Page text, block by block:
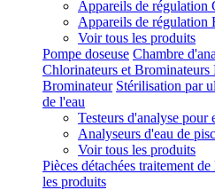
Appareils de régulation
Appareils de régulation
Voir tous les produits
Pompe doseuse Chambre
Chlorinateurs et Brominateurs
Brominateur Stérilisation par
de l'eau
Testeurs d'analyse pour
Analyseurs d'eau de
Voir tous les produits
Pièces détachées traitement de
les produits